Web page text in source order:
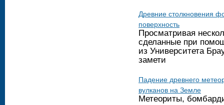
Древние столкновения
поверхность
Просматривая
сделанные при
из Университета
замети
Падение древнего
вулканов на Земле
Метеориты,